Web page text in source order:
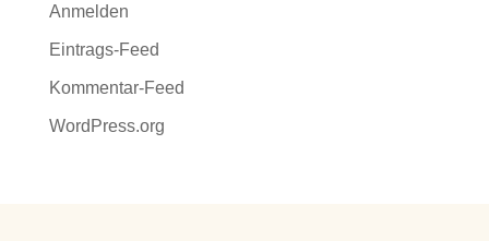
Anmelden
Eintrags-Feed
Kommentar-Feed
WordPress.org